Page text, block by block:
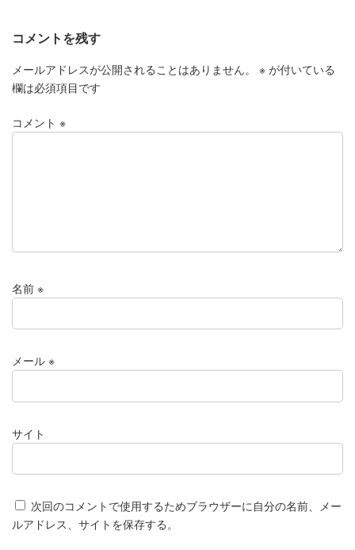
コメントを残す
メールアドレスが公開されることはありません。 ※ が付いている
欄は必須項目です
コメント ※
名前 ※
メール ※
サイト
次回のコメントで使用するためブラウザーに自分の名前、メー
ルアドレス、サイトを保存する。